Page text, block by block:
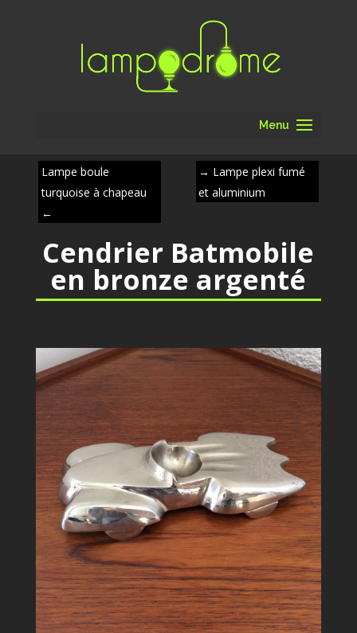
Menu
Lampe boule
turquoise à chapeau
←
→ Lampe plexi fumé
et aluminium
Cendrier Batmobile
en bronze argenté